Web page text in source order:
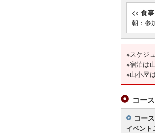
<< 食
朝：参
※スケ
※宿泊は
※山小屋
コー
コー
イベント